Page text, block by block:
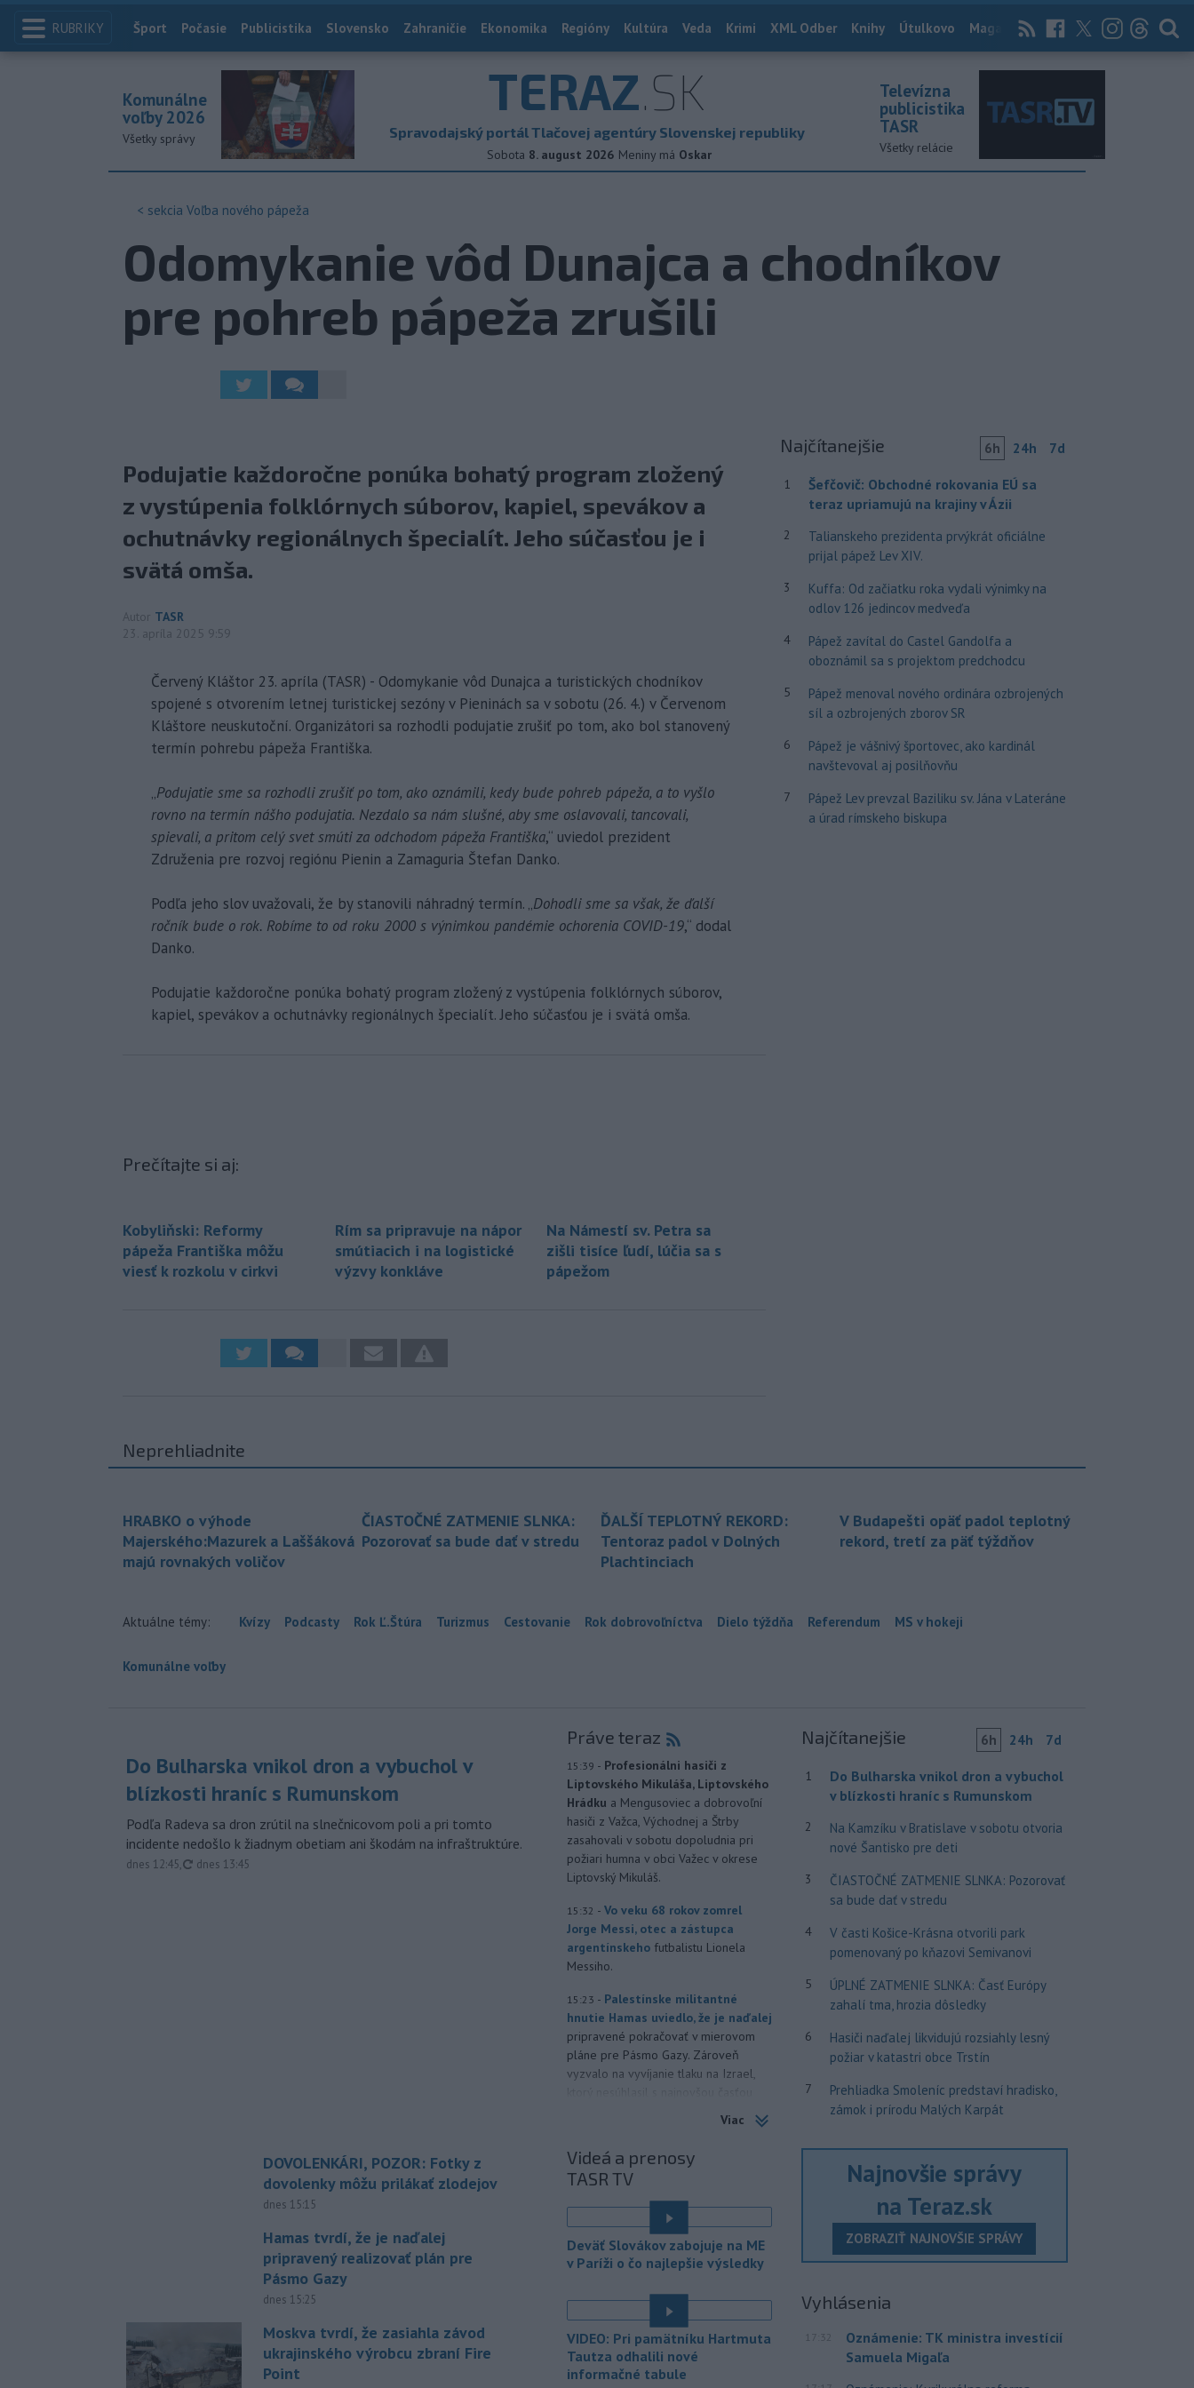
RUBRIKY Index
Šport Počasie Publicistika Slovensko Zahraničie Ekonomika Regióny Kultúra Veda Krimi XML Odber Knihy Útulkovo Magazín News Now Archív
TERAZ.SK
Spravodajský portál Tlačovej agentúry Slovenskej republiky
Sobota 8. august 2026 Meniny má Oskar
Komunálne
voľby 2026
Všetky správy
Televízna
publicistika
TASR
Všetky relácie
< sekcia Voľba nového pápeža
Odomykanie vôd Dunajca a chodníkov
pre pohreb pápeža zrušili
Podujatie každoročne ponúka bohatý program zložený
z vystúpenia folklórnych súborov, kapiel, spevákov a
ochutnávky regionálnych špecialít. Jeho súčasťou je i
svätá omša.
Autor TASR
23. apríla 2025 9:59
Červený Kláštor 23. apríla (TASR) - Odomykanie vôd Dunajca a turistických chodníkov
spojené s otvorením letnej turistickej sezóny v Pieninách sa v sobotu (26. 4.) v Červenom
Kláštore neuskutoční. Organizátori sa rozhodli podujatie zrušiť po tom, ako bol stanovený
termín pohrebu pápeža Františka.
„Podujatie sme sa rozhodli zrušiť po tom, ako oznámili, kedy bude pohreb pápeža, a to vyšlo
rovno na termín nášho podujatia. Nezdalo sa nám slušné, aby sme oslavovali, tancovali,
spievali, a pritom celý svet smúti za odchodom pápeža Františka,“ uviedol prezident
Združenia pre rozvoj regiónu Pienin a Zamaguria Štefan Danko.
Podľa jeho slov uvažovali, že by stanovili náhradný termín. „Dohodli sme sa však, že ďalší
ročník bude o rok. Robíme to od roku 2000 s výnimkou pandémie ochorenia COVID-19,“ dodal
Danko.
Podujatie každoročne ponúka bohatý program zložený z vystúpenia folklórnych súborov,
kapiel, spevákov a ochutnávky regionálnych špecialít. Jeho súčasťou je i svätá omša.
Prečítajte si aj:
Kobyliňski: Reformy
pápeža Františka môžu
viesť k rozkolu v cirkvi
Rím sa pripravuje na nápor
smútiacich i na logistické
výzvy konkláve
Na Námestí sv. Petra sa
zišli tisíce ľudí, lúčia sa s
pápežom
Najčítanejšie 6h 24h 7d
1
Šefčovič: Obchodné rokovania EÚ sa
teraz upriamujú na krajiny v Ázii
2
Talianskeho prezidenta prvýkrát oficiálne
prijal pápež Lev XIV.
3
Kuffa: Od začiatku roka vydali výnimky na
odlov 126 jedincov medveďa
4
Pápež zavítal do Castel Gandolfa a
oboznámil sa s projektom predchodcu
5
Pápež menoval nového ordinára ozbrojených
síl a ozbrojených zborov SR
6
Pápež je vášnivý športovec, ako kardinál
navštevoval aj posilňovňu
7
Pápež Lev prevzal Baziliku sv. Jána v Lateráne
a úrad rímskeho biskupa
Neprehliadnite
HRABKO o výhode
Majerského:Mazurek a Laššáková
majú rovnakých voličov
ČIASTOČNÉ ZATMENIE SLNKA:
Pozorovať sa bude dať v stredu
ĎALŠÍ TEPLOTNÝ REKORD:
Tentoraz padol v Dolných
Plachtinciach
V Budapešti opäť padol teplotný
rekord, tretí za päť týždňov
Aktuálne témy: Kvízy Podcasty Rok Ľ.Štúra Turizmus Cestovanie Rok dobrovoľníctva Dielo týždňa Referendum MS v hokeji
Komunálne voľby
Do Bulharska vnikol dron a vybuchol v
blízkosti hraníc s Rumunskom
Podľa Radeva sa dron zrútil na slnečnicovom poli a pri tomto
incidente nedošlo k žiadnym obetiam ani škodám na infraštruktúre.
dnes 12:45, aktualizované
dnes 13:45
DOVOLENKÁRI, POZOR: Fotky z
dovolenky môžu prilákať zlodejov
dnes 15:15
Hamas tvrdí, že je naďalej
pripravený realizovať plán pre
Pásmo Gazy
dnes 15:25
Moskva tvrdí, že zasiahla závod
ukrajinského výrobcu zbraní Fire
Point
Práve teraz
15:39 - Profesionálni hasiči z
Liptovského Mikuláša, Liptovského
Hrádku a Mengusoviec a dobrovoľní
hasiči z Važca, Východnej a Štrby
zasahovali v sobotu dopoludnia pri
požiari humna v obci Važec v okrese
Liptovský Mikuláš.
15:32 - Vo veku 68 rokov zomrel
Jorge Messi, otec a zástupca
argentínskeho futbalistu Lionela
Messiho.
15:23 - Palestínske militantné
hnutie Hamas uviedlo, že je naďalej
pripravené pokračovať v mierovom
pláne pre Pásmo Gazy. Zároveň
vyzvalo na vyvíjanie tlaku na Izrael,
útokoch podľa prezidenta
Volodymyra
žiadna nepoškodená tepelná
15:12 - Polícia varuje pred
zverejňovaním fotiek z dovoleniek.
podľa nej rovnako dôležitá ako
zabezpečenie domu či bytu.
15:08 - V druhom štvrťroku 2026 sa
v nových bratislavských projektoch
Viac
Videá a prenosy
TASR TV
Deväť Slovákov zabojuje na ME
v Paríži o čo najlepšie výsledky
VIDEO: Pri pamätníku Hartmuta
Tautza odhalili nové
informačné tabule
Najčítanejšie 6h 24h 7d
1
Do Bulharska vnikol dron a vybuchol
v blízkosti hraníc s Rumunskom
2
Na Kamzíku v Bratislave v sobotu otvoria
nové Šantisko pre deti
3
ČIASTOČNÉ ZATMENIE SLNKA: Pozorovať
sa bude dať v stredu
4
V časti Košice-Krásna otvorili park
pomenovaný po kňazovi Semivanovi
5
ÚPLNÉ ZATMENIE SLNKA: Časť Európy
zahalí tma, hrozia dôsledky
6
Hasiči naďalej likvidujú rozsiahly lesný
požiar v katastri obce Trstín
7
Prehliadka Smoleníc predstaví hradisko,
zámok i prírodu Malých Karpát
Najnovšie správy
na Teraz.sk
ZOBRAZIŤ NAJNOVŠIE SPRÁVY
Vyhlásenia
17:32
Oznámenie: TK ministra investícií
Samuela Migaľa